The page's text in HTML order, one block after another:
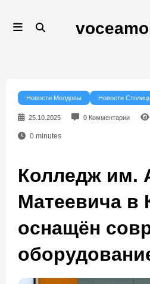
содержимому
Новости Молдовы Новости
25.10.2025 0 Комментарии
0minutes
Колледж им.
Матеевича в
оснащён